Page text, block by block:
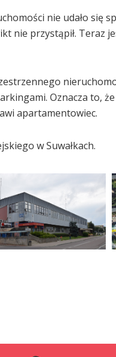
nie udało się
nie przystąpił. Teraz
Oznacza to,
apartamentowiec.
w Suwałkach.